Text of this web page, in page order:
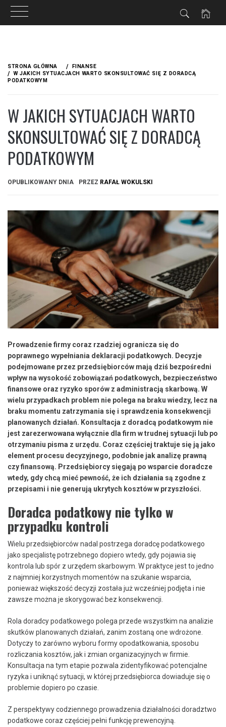
treściSTRONA GŁÓWNA
FINANSE
W JAKICH SYTUACJACH WARTO SKONSULTOWAĆ SIĘ Z DORADCĄ
PODATKOWYM
W JAKICH SYTUACJACH WARTO
SKONSULTOWAĆ SIĘ Z DORADCĄ
PODATKOWYM
OPUBLIKOWANY DNIA PRZEZ RAFAŁ WOKULSKI
Prowadzenie firmy coraz rzadziej ogranicza się do
poprawnego wypełniania deklaracji podatkowych. Decyzje
podejmowane przez przedsiębiorców mają dziś bezpośredni
wpływ na wysokość zobowiązań podatkowych, bezpieczeństwo
finansowe oraz ryzyko sporów z administracją skarbową. W
wielu przypadkach problem nie polega na braku wiedzy, lecz na
braku momentu zatrzymania się i sprawdzenia konsekwencji
planowanych działań. Konsultacja z doradcą podatkowym nie
jest zarezerwowana wyłącznie dla firm w trudnej sytuacji lub po
otrzymaniu pisma z urzędu. Coraz częściej traktuje się ją jako
element procesu decyzyjnego, podobnie jak analizę prawną
czy finansową. Przedsiębiorcy sięgają po wsparcie doradcze
wtedy, gdy chcą mieć pewność, że ich działania są zgodne z
przepisami i nie generują ukrytych kosztów w przyszłości.
Doradca podatkowy nie tylko w
przypadku kontroli
Wielu przedsiębiorców nadal postrzega doradcę podatkowego
jako specjalistę potrzebnego dopiero wtedy, gdy pojawia się
kontrola lub spór z urzędem skarbowym. W praktyce jest to jedno
z najmniej korzystnych momentów na szukanie wsparcia,
ponieważ większość decyzji została już wcześniej podjęta i nie
zawsze można je skorygować bez konsekwencji.
Rola doradcy podatkowego polega przede wszystkim na analizie
skutków planowanych działań, zanim zostaną one wdrożone.
Dotyczy to zarówno wyboru formy opodatkowania, sposobu
rozliczania kosztów, jak i zmian organizacyjnych w firmie.
Konsultacja na tym etapie pozwala zidentyfikować potencjalne
ryzyka i uniknąć sytuacji, w której przedsiębiorca dowiaduje się o
problemie dopiero po czasie.
Z perspektywy codziennego prowadzenia działalności doradztwo
podatkowe coraz częściej pełni funkcję prewencyjną.